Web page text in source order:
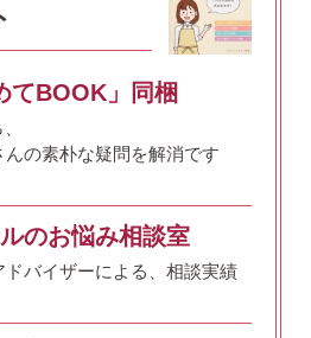
て
てBOOK」同梱
んの素朴な疑問を解消です
のお悩み相談室
ドバイザーによる、相談実績